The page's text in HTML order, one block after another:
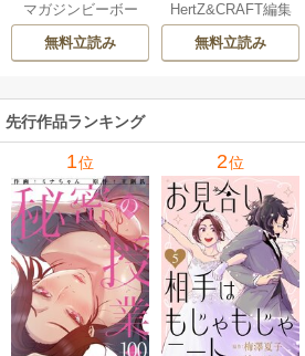
イ
マガジンビーボー
イ編集部
無料立読み
HertZ&CRAFT編集
部
無料立読み
先行作品ランキング
1位 2位